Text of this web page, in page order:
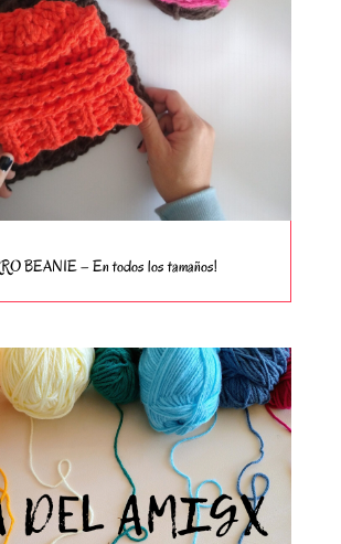
BEANIE – En todos los tamaños!